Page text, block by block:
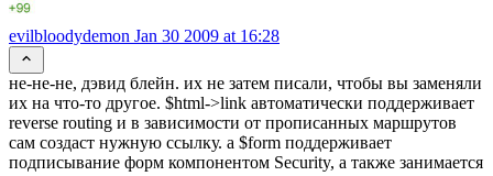
evilbloodydemon Jan 30 2009 at 16:28
не-не-не, дэвид блейн. их не затем писали, чтобы вы заменяли
их на что-то другое. $html->link автоматически поддерживает
reverse routing и в зависимости от прописанных маршрутов
сам создаст нужную ссылку. а $form поддерживает
подписывание форм компонентом Security, а также занимается